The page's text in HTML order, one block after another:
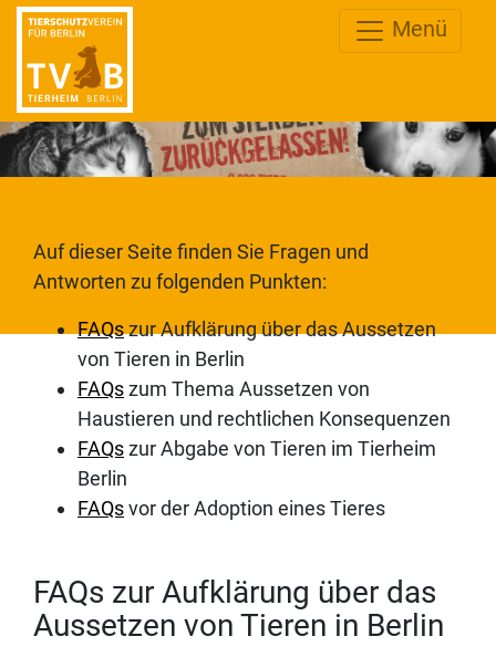
Menü
Auf dieser Seite finden Sie Fragen und
Antworten zu folgenden Punkten:
FAQszur Aufklärung über das Aussetzen
von Tieren in Berlin
FAQszum Thema Aussetzen von
Haustieren und rechtlichen Konsequenzen
FAQszur Abgabe von Tieren im Tierheim
Berlin
FAQsvor der Adoption eines Tieres
FAQs zur Aufklärung über das
Aussetzen von Tieren in Berlin